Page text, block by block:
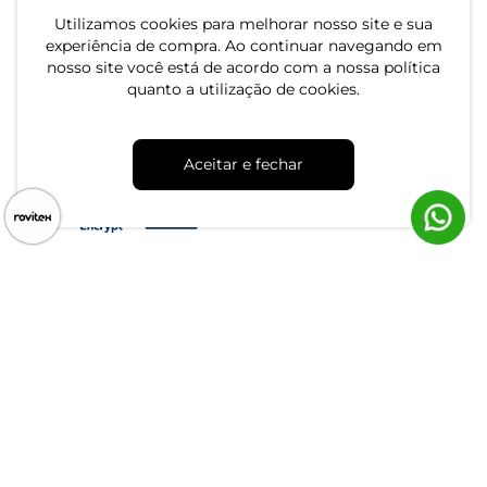
Utilizamos cookies para melhorar nosso site e sua
experiência de compra. Ao continuar navegando em
nosso site você está de acordo com a nossa política
quanto a utilização de cookies.
Aceitar e fechar
CNPJ: 79.233.672/0001-05
Av. Maria Marangoni, 391 - 89129-080 - Luiz Alves - SC